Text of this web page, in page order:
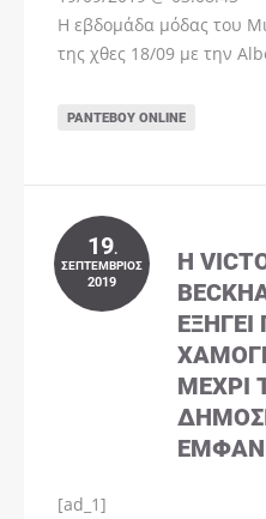
Η εβδομάδα μόδας του
της χθες 18/09 με την
ΡΑΝΤΕΒΟΎ ONLINE
19.
ΣΕΠΤΈΜΒΡΙΟΣ
2019
Η
ΕΞΗΓΕΊ
ΜΈΧΡΙ
[ad_1]